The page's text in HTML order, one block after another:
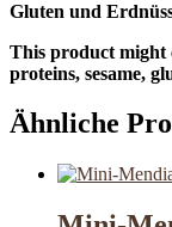
Gluten und
This product might
proteins, sesame,
Ähnliche